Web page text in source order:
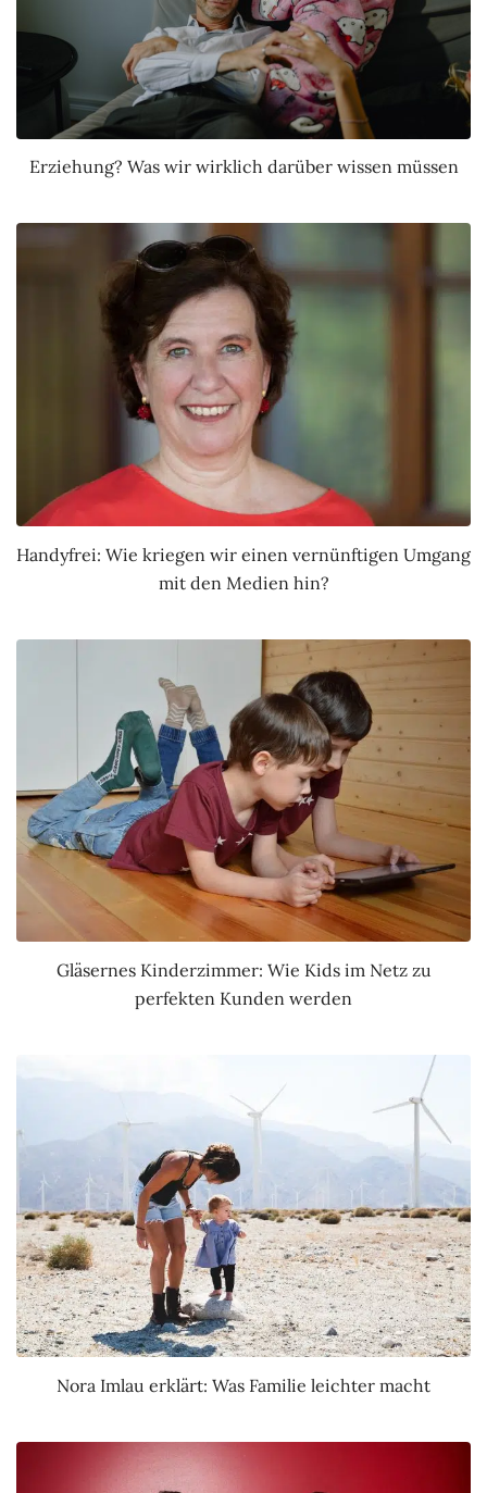
Erziehung? Was wir wirklich darüber wissen müssen
Handyfrei: Wie kriegen wir einen vernünftigen Umgang
mit den Medien hin?
Gläsernes Kinderzimmer: Wie Kids im Netz zu
perfekten Kunden werden
Nora Imlau erklärt: Was Familie leichter macht